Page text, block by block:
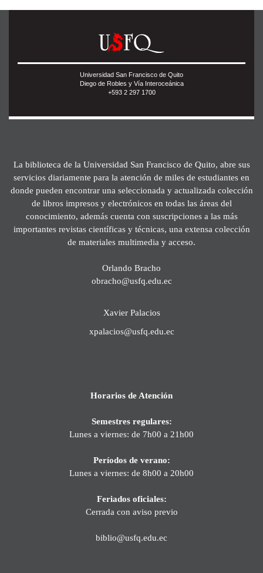
Universidad San Francisco de Quito
Diego de Robles y Vía Interoceánica
+593 2 297 1700
La biblioteca de la Universidad San Francisco de Quito, abre sus
servicios diariamente para la atención de miles de estudiantes en
donde pueden encontrar una seleccionada y actualizada colección
de libros impresos y electrónicos en todas las áreas del
conocimiento, además cuenta con suscripciones a las más
importantes revistas científicas y técnicas, una extensa colección
de materiales multimedia y acceso.
Orlando Bracho
obracho@usfq.edu.ec
Xavier Palacios
xpalacios@usfq.edu.ec
Horarios de Atención
Semestres regulares:
Lunes a viernes: de 7h00 a 21h00
Períodos de verano:
Lunes a viernes: de 8h00 a 20h00
Feriados oficiales:
Cerrada con aviso previo
biblio@usfq.edu.ec